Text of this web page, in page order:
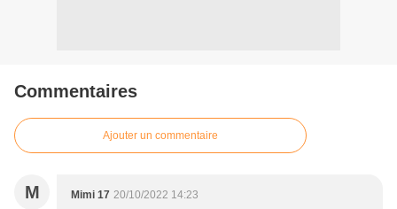
Commentaires
Ajouter un commentaire
M Mimi 17 20/10/2022 14:23